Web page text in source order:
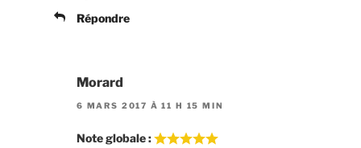
Répondre
Morard
6 MARS 2017 À 11 H 15 MIN
Note globale :